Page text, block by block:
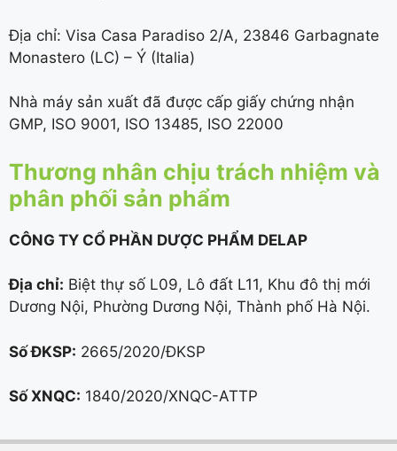
Địa chỉ: Visa Casa Paradiso 2/A, 23846 Garbagnate
Monastero (LC) – Ý (Italia)
Nhà máy sản xuất đã được cấp giấy chứng nhận
GMP, ISO 9001, ISO 13485, ISO 22000
Thương nhân chịu trách nhiệm và
phân phối sản phẩm
CÔNG TY CỔ PHẦN DƯỢC PHẨM DELAP
Địa chỉ: Biệt thự số L09, Lô đất L11, Khu đô thị mới
Dương Nội, Phường Dương Nội, Thành phố Hà Nội.
Số ĐKSP: 2665/2020/ĐKSP
Số XNQC: 1840/2020/XNQC-ATTP